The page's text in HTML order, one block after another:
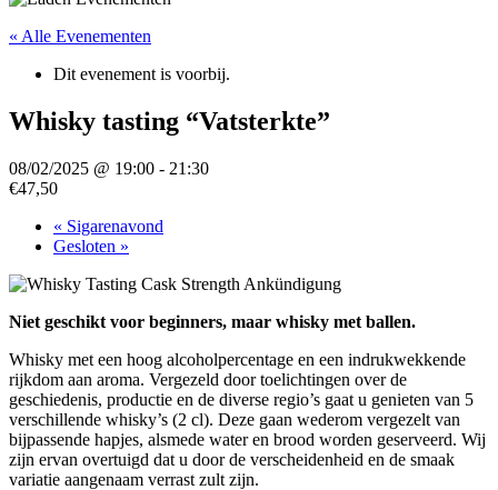
« Alle Evenementen
Dit evenement is voorbij.
Whisky tasting “Vatsterkte”
08/02/2025 @ 19:00 - 21:30
€47,50
« Sigarenavond
Gesloten »
Niet geschikt voor beginners, maar whisky met ballen.
Whisky met een hoog alcoholpercentage en een indrukwekkende
rijkdom aan aroma. Vergezeld door toelichtingen over de
geschiedenis, productie en de diverse regio’s gaat u genieten van 5
verschillende whisky’s (2 cl). Deze gaan wederom vergezelt van
bijpassende hapjes, alsmede water en brood worden geserveerd. Wij
zijn ervan overtuigd dat u door de verscheidenheid en de smaak
variatie aangenaam verrast zult zijn.